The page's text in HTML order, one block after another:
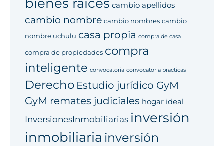
bienes raíces cambio apellidos
cambio nombre cambio nombres cambio
nombre uchulu casa propia compra de casa
compra de propiedades compra
inteligente convocatoria convocatoria practicas
Derecho Estudio jurídico GyM
GyM remates judiciales hogar ideal
InversionesInmobiliarias inversión
inmobiliaria inversión